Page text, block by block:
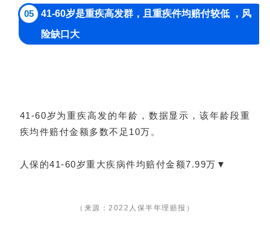
05
41-60岁是重疾高发群，且重疾件均赔付较低 ，风
险缺口大
41-60岁为重疾高发的年龄，数据显示，该年龄段重
疾均件赔付金额多数不足10万。
人保的41-60岁重大疾病件均赔付金额7.99万▼
（来源：2022人保半年理赔报）